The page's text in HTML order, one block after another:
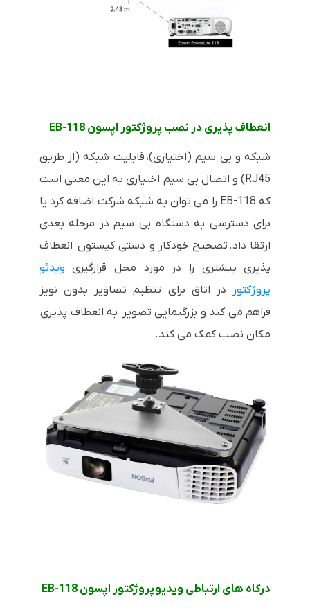
انعطاف پذیری در نصب پروژکتور اپسون EB-118
شبکه و بی سیم (اختیاری)، قابلیت شبکه (از طریق
RJ45) و اتصال بی سیم اختیاری به این معنی است
که EB-118 را می توان به شبکه شرکت اضافه کرد یا
برای دسترسی به دستگاه بی سیم در مرحله بعدی
ارتقا داد. تصحیح خودکار و دستی کیستون انعطاف
پذیری بیشتری را در مورد محل قرارگیری ویدئو
پروژکتور
در اتاق برای تنظیم تصاویر بدون نویز
فراهم می کند و بزرگنمایی تصویر به انعطاف پذیری
مکان نصب کمک می کند.
درگاه های ارتباطی ویدیو پروژکتور اپسون EB-118